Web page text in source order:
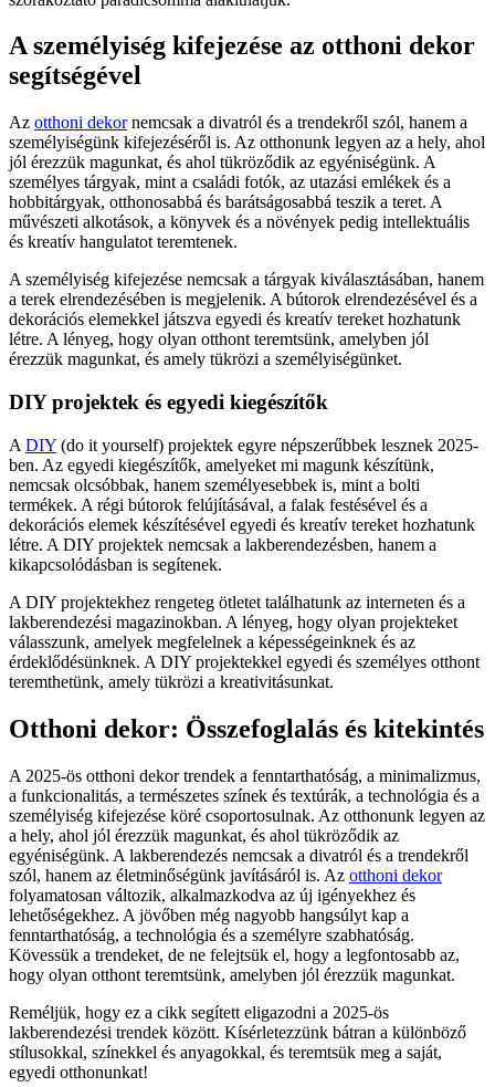
A személyiség kifejezése az otthoni dekor
segítségével
Az otthoni dekornemcsak a divatról és a trendekről szól, hanem a
személyiségünk kifejezéséről is. Az otthonunk legyen az a hely, ahol
jól érezzük magunkat, és ahol tükröződik az egyéniségünk. A
személyes tárgyak, mint a családi fotók, az utazási emlékek és a
hobbitárgyak, otthonosabbá és barátságosabbá teszik a teret. A
művészeti alkotások, a könyvek és a növények pedig intellektuális
és kreatív hangulatot teremtenek.
A személyiség kifejezése nemcsak a tárgyak kiválasztásában, hanem
a terek elrendezésében is megjelenik. A bútorok elrendezésével és a
dekorációs elemekkel játszva egyedi és kreatív tereket hozhatunk
létre. A lényeg, hogy olyan otthont teremtsünk, amelyben jól
érezzük magunkat, és amely tükrözi a személyiségünket.
DIY projektek és egyedi kiegészítők
A DIY (do it yourself) projektek egyre népszerűbbek lesznek 2025-
ben. Az egyedi kiegészítők, amelyeket mi magunk készítünk,
nemcsak olcsóbbak, hanem személyesebbek is, mint a bolti
termékek. A régi bútorok felújításával, a falak festésével és a
dekorációs elemek készítésével egyedi és kreatív tereket hozhatunk
létre. A DIY projektek nemcsak a lakberendezésben, hanem a
kikapcsolódásban is segítenek.
A DIY projektekhez rengeteg ötletet találhatunk az interneten és a
lakberendezési magazinokban. A lényeg, hogy olyan projekteket
válasszunk, amelyek megfelelnek a képességeinknek és az
érdeklődésünknek. A DIY projektekkel egyedi és személyes otthont
teremthetünk, amely tükrözi a kreativitásunkat.
Otthoni dekor: Összefoglalás és kitekintés
A 2025-ös otthoni dekor trendek a fenntarthatóság, a minimalizmus,
a funkcionalitás, a természetes színek és textúrák, a technológia és a
személyiség kifejezése köré csoportosulnak. Az otthonunk legyen az
a hely, ahol jól érezzük magunkat, és ahol tükröződik az
egyéniségünk. A lakberendezés nemcsak a divatról és a trendekről
szól, hanem az életminőségünk javításáról is. Az otthoni dekor
folyamatosan változik, alkalmazkodva az új igényekhez és
lehetőségekhez. A jövőben még nagyobb hangsúlyt kap a
fenntarthatóság, a technológia és a személyre szabhatóság.
Kövessük a trendeket, de ne felejtsük el, hogy a legfontosabb az,
hogy olyan otthont teremtsünk, amelyben jól érezzük magunkat.
Reméljük, hogy ez a cikk segített eligazodni a 2025-ös
lakberendezési trendek között. Kísérletezzünk bátran a különböző
stílusokkal, színekkel és anyagokkal, és teremtsük meg a saját,
egyedi otthonunkat!